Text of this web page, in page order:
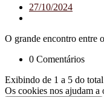
27/10/2024
O grande encontro entre
0 Comentários
Exibindo de 1 a 5 do
Os cookies nos ajudam a